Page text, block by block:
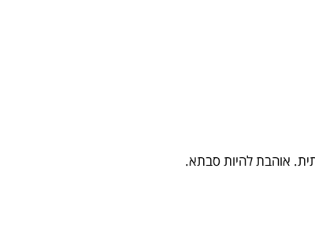
אוהבת להיות סבתא.